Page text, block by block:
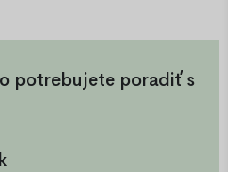
exteriéri.
potrebujete poradiť s